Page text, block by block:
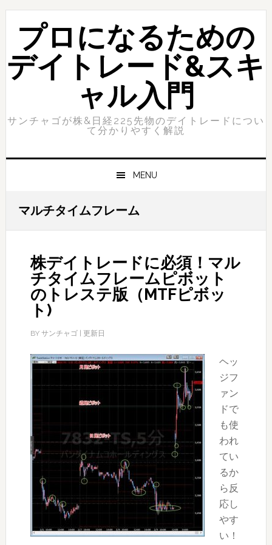
Skip
primary
navigation
Skip
contentプロになるための
デイトレード&スキ
ャル入門
サンチャゴが株&日経225先物のデイトレードについ
て分かりやすく解説
MENU
マルチタイムフレーム
株デイトレードに必須！マル
チタイムフレームピボット
のトレステ版（MTFピボッ
ト)
BY サンチャゴ| 更新日
ヘッ
ジフ
ァン
ドで
も使
われ
てい
るか
ら反
応し
やす
い！